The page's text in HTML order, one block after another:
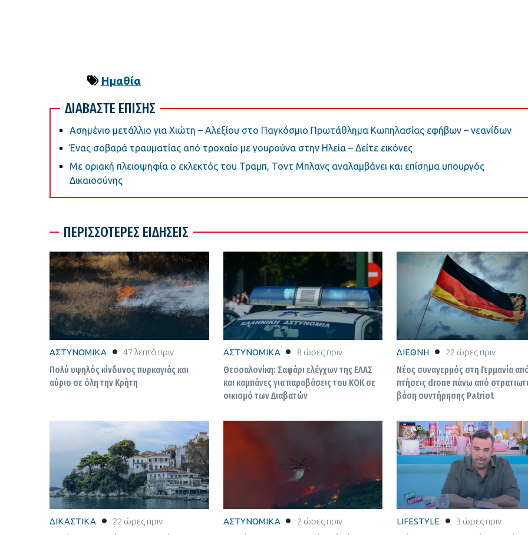
Ημαθία
ΔΙΑΒΑΣΤΕ ΕΠΙΣΗΣ
Ασημένιο μετάλλιο για Χιώτη – Αλεξίου στο Παγκόσμιο Πρωτάθλημα Κωπηλασίας εφήβων – νεανίδων
Ένας σοβαρά τραυματίας από τροχαίο με γουρούνα στην Ηλεία – Δείτε εικόνες
Με οριακή πλειοψηφία ο εκλεκτός του Τραμπ, Τοντ Μπλανς αναλαμβάνει και επίσημα υπουργός
Δικαιοσύνης
ΠΕΡΙΣΣΟΤΕΡΕΣ ΕΙΔΗΣΕΙΣ
ΑΣΤΥΝΟΜΙΚΑ 47 λεπτά πριν
Πολύ υψηλός κίνδυνος πυρκαγιάς και
αύριο σε όλη την Κρήτη
ΑΣΤΥΝΟΜΙΚΑ 8 ώρες πριν
Θεσσαλονίκη: Σαφάρι ελέγχων της ΕΛΑΣ
και καμπάνες για παραβάσεις του ΚΟΚ σε
οικισμό των Διαβατών
ΔΙΕΘΝΗ 22 ώρες πριν
Νέος συναγερμός στη Γερμανία
πτήσεις drone πάνω από
βάση συντήρησης Patriot
ΔΙΚΑΣΤΙΚΑ 22 ώρες πριν ΑΣΤΥΝΟΜΙΚΑ 2 ώρες πριν LIFESTYLE 3 ώρες πριν